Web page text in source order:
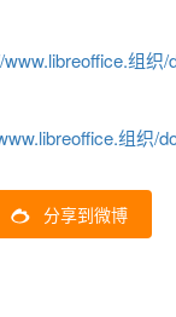
组织/
组织/
分享到微博